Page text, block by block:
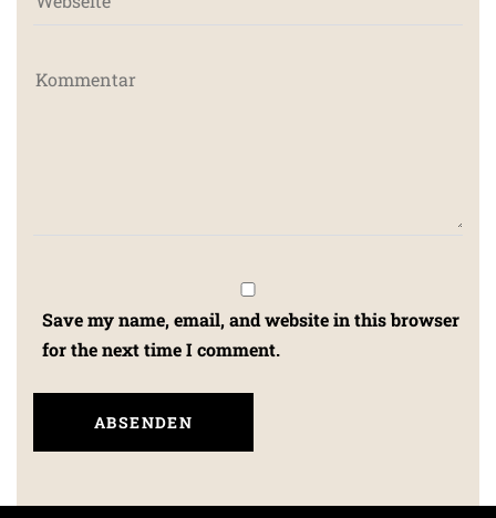
Save my name, email, and website in this browser
for the next time I comment.